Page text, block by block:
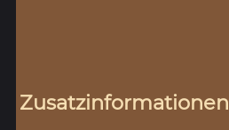
Zusatzinformationen